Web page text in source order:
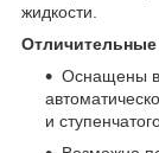
жидкости.
Оснащены
и